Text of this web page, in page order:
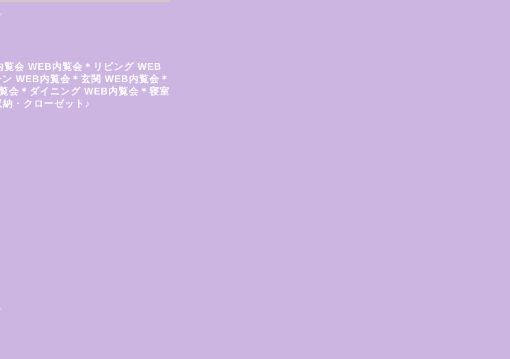
覧会 WEB内覧会＊リビング WEB
WEB内覧会＊玄関 WEB内覧会＊
会＊ダイニング WEB内覧会＊寝室
・クローゼット♪